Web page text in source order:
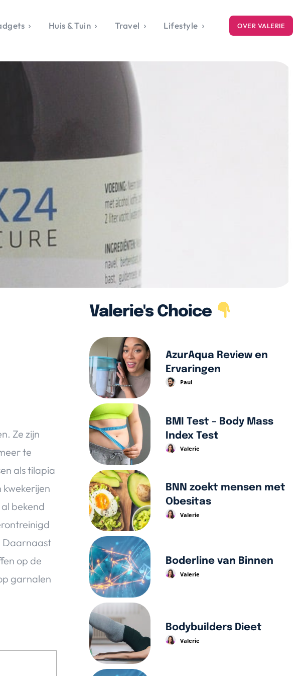
Food & Drinks
Huis & Tuin Travel Lifestyle OVER VALERIE
Ze zijn
te
als tilapia
kwekerijen
bekend
Daarnaast
op de
garnalen
Valerie's Choice
AzurAqua Review en
Ervaringen
Paul
BMI Test – Body Mass
Index Test
Valerie
BNN zoekt mensen met
Obesitas
Valerie
Boderline van Binnen
Valerie
Bodybuilders Dieet
Valerie